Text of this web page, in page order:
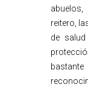
reitero,
de